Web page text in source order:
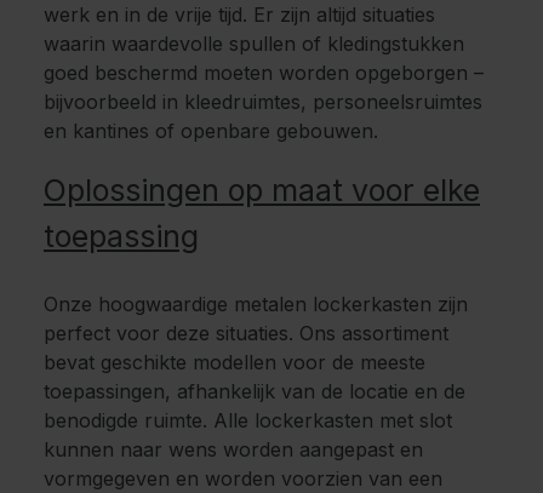
werk en in de vrije tijd. Er zijn altijd situaties
waarin waardevolle spullen of kledingstukken
goed beschermd moeten worden opgeborgen –
bijvoorbeeld in kleedruimtes, personeelsruimtes
en kantines of openbare gebouwen.
Oplossingen op maat voor elke
toepassing
Onze hoogwaardige metalen lockerkasten zijn
perfect voor deze situaties. Ons assortiment
bevat geschikte modellen voor de meeste
toepassingen, afhankelijk van de locatie en de
benodigde ruimte. Alle lockerkasten met slot
kunnen naar wens worden aangepast en
vormgegeven en worden voorzien van een